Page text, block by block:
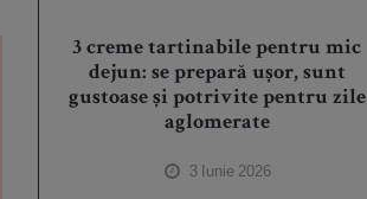
3 creme tartinabile pentru mic
dejun: se prepară ușor, sunt
gustoase și potrivite pentru zile
aglomerate
3 Iunie 2026